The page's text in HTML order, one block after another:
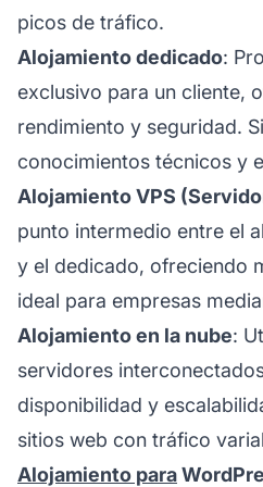
picos de tráfico.
Alojamiento dedicado:
exclusivo para un cliente,
rendimiento y seguridad.
conocimientos técnicos y
Alojamiento VPS
punto intermedio entre el
y el dedicado, ofreciendo
ideal para empresas
Alojamiento en la nube:
servidores
disponibilidad y
sitios web con tráfico
Alojamiento para